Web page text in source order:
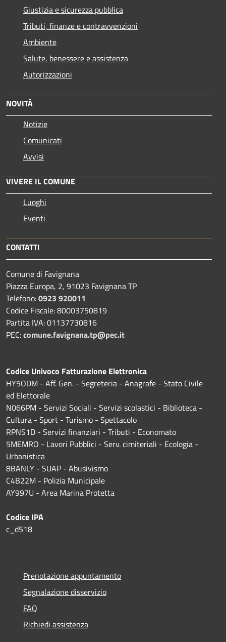
Giustizia e sicurezza pubblica
Tributi, finanze e contravvenzioni
Ambiente
Salute, benessere e assistenza
Autorizzazioni
NOVITÀ
Notizie
Comunicati
Avvisi
VIVERE IL COMUNE
Luoghi
Eventi
CONTATTI
Comune di Favignana
Piazza Europa, 2, 91023 Favignana TP
Telefono:0923 920011
Codice Fiscale: 80003750819
Partita IVA: 01137730816
PEC:comune.favignana.tp@pec.it
Codice Univoco Fatturazione Elettronica
HY5ODM - Aff. Gen. - Segreteria - Anagrafe - Stato Civile
ed Elettorale
N066PM - Servizi Sociali - Servizi scolastici - Biblioteca -
Cultura - Sport - Turismo - Spettacolo
RPNS1D - Servizi finanziari - Tributi - Economato
5MEMRO - Lavori Pubblici - Serv. cimiteriali - Ecologia -
Urbanistica
8BANLY - SUAP - Abusivismo
C4B22M - Polizia Municipale
AY997U - Area Marina Protetta
Codice IPA
c_d518
Prenotazione appuntamento
Segnalazione disservizio
FAQ
Richiedi assistenza